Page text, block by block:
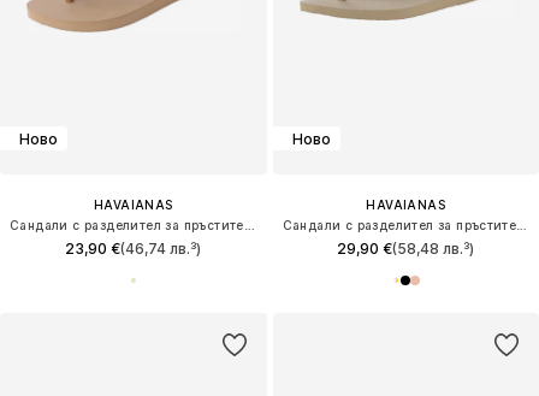
Ново
HAVAIANAS
Сандали с разделител за пръстите 'TOP'
23,90 €(46,74 лв.³)
Ново
HAVAIANAS
Сандали с разделител за пръстите 'Slim'
29,90 €(58,48 лв.³)